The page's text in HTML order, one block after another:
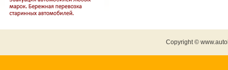
Copyright ©